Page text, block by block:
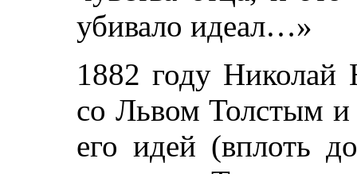
убивало идеал…»
1882 году Николай
со Львом Толстым и
его идей (вплоть